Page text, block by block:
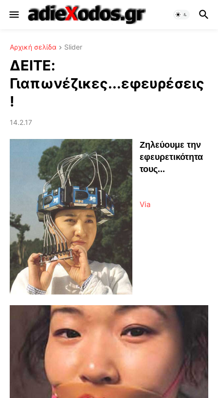
Αρχική σελίδα Slider
ΔΕΙΤΕ:
Γιαπωνέζικες...εφευρέσεις
!
14.2.17
Ζηλεύουμε την
εφευρετικότητα
τους...
Via